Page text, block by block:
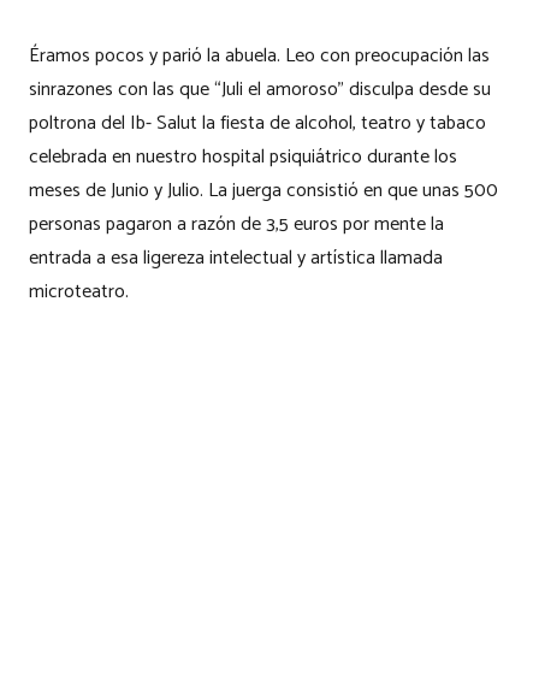
Éramos pocos y parió la abuela. Leo con preocupación las
sinrazones con las que “Juli el amoroso” disculpa desde su
poltrona del Ib- Salut la fiesta de alcohol, teatro y tabaco
celebrada en nuestro hospital psiquiátrico durante los
meses de Junio y Julio. La juerga consistió en que unas 500
personas pagaron a razón de 3,5 euros por mente la
entrada a esa ligereza intelectual y artística llamada
microteatro.